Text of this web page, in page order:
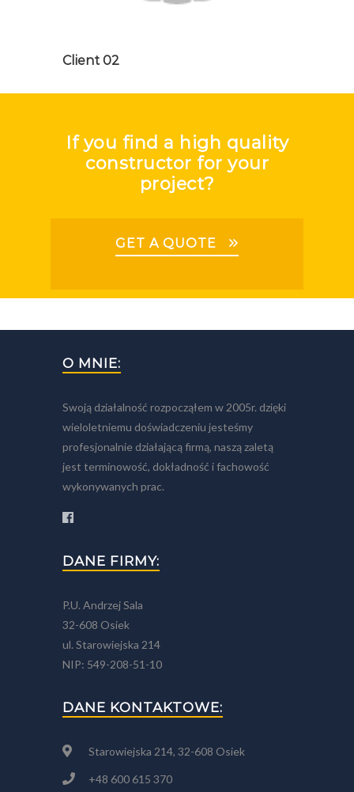
Client 02
If you find a high quality
constructor for your
project?
GET A QUOTE
O MNIE:
Swoją działalność rozpocząłem w 2005r. dzięki
wieloletniemu doświadczeniu jesteśmy
profesjonalnie działającą firmą, naszą zaletą
jest terminowość, dokładność i fachowość
wykonywanych prac.
DANE FIRMY:
P.U. Andrzej Sala
32-608 Osiek
ul. Starowiejska 214
NIP: 549-208-51-10
DANE KONTAKTOWE:
Starowiejska 214, 32-608 Osiek
+48 600 615 370